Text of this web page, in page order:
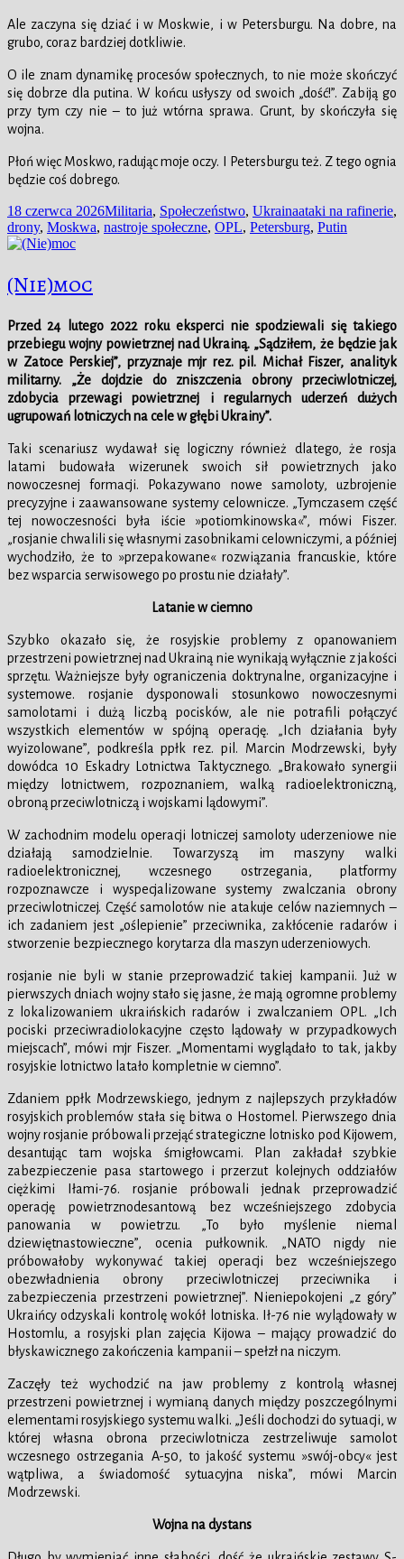
Ale zaczyna się dziać i w Moskwie, i w Petersburgu. Na dobre, na
grubo, coraz bardziej dotkliwie.
O ile znam dynamikę procesów społecznych, to nie może skończyć
się dobrze dla putina. W końcu usłyszy od swoich „dość!”. Zabiją go
przy tym czy nie – to już wtórna sprawa. Grunt, by skończyła się
wojna.
Płoń więc Moskwo, radując moje oczy. I Petersburgu też. Z tego ognia
będzie coś dobrego.
Data
publikacji
18 czerwca 2026Kategorie
Militaria, Społeczeństwo, UkrainaTagi
ataki na rafinerie,
drony, Moskwa, nastroje społeczne, OPL, Petersburg, Putin
(Nie)moc
Przed 24 lutego 2022 roku eksperci nie spodziewali się takiego
przebiegu wojny powietrznej nad Ukrainą. „Sądziłem, że będzie jak
w Zatoce Perskiej”, przyznaje mjr rez. pil. Michał Fiszer, analityk
militarny. „Że dojdzie do zniszczenia obrony przeciwlotniczej,
zdobycia przewagi powietrznej i regularnych uderzeń dużych
ugrupowań lotniczych na cele w głębi Ukrainy”.
Taki scenariusz wydawał się logiczny również dlatego, że rosja
latami budowała wizerunek swoich sił powietrznych jako
nowoczesnej formacji. Pokazywano nowe samoloty, uzbrojenie
precyzyjne i zaawansowane systemy celownicze. „Tymczasem część
tej nowoczesności była iście »potiomkinowska«”, mówi Fiszer.
„rosjanie chwalili się własnymi zasobnikami celowniczymi, a później
wychodziło, że to »przepakowane« rozwiązania francuskie, które
bez wsparcia serwisowego po prostu nie działały”.
Latanie w ciemno
Szybko okazało się, że rosyjskie problemy z opanowaniem
przestrzeni powietrznej nad Ukrainą nie wynikają wyłącznie z jakości
sprzętu. Ważniejsze były ograniczenia doktrynalne, organizacyjne i
systemowe. rosjanie dysponowali stosunkowo nowoczesnymi
samolotami i dużą liczbą pocisków, ale nie potrafili połączyć
wszystkich elementów w spójną operację. „Ich działania były
wyizolowane”, podkreśla ppłk rez. pil. Marcin Modrzewski, były
dowódca 10 Eskadry Lotnictwa Taktycznego. „Brakowało synergii
między lotnictwem, rozpoznaniem, walką radioelektroniczną,
obroną przeciwlotniczą i wojskami lądowymi”.
W zachodnim modelu operacji lotniczej samoloty uderzeniowe nie
działają samodzielnie. Towarzyszą im maszyny walki
radioelektronicznej, wczesnego ostrzegania, platformy
rozpoznawcze i wyspecjalizowane systemy zwalczania obrony
przeciwlotniczej. Część samolotów nie atakuje celów naziemnych –
ich zadaniem jest „oślepienie” przeciwnika, zakłócenie radarów i
stworzenie bezpiecznego korytarza dla maszyn uderzeniowych.
rosjanie nie byli w stanie przeprowadzić takiej kampanii. Już w
pierwszych dniach wojny stało się jasne, że mają ogromne problemy
z lokalizowaniem ukraińskich radarów i zwalczaniem OPL. „Ich
pociski przeciwradiolokacyjne często lądowały w przypadkowych
miejscach”, mówi mjr Fiszer. „Momentami wyglądało to tak, jakby
rosyjskie lotnictwo latało kompletnie w ciemno”.
Zdaniem ppłk Modrzewskiego, jednym z najlepszych przykładów
rosyjskich problemów stała się bitwa o Hostomel. Pierwszego dnia
wojny rosjanie próbowali przejąć strategiczne lotnisko pod Kijowem,
desantując tam wojska śmigłowcami. Plan zakładał szybkie
zabezpieczenie pasa startowego i przerzut kolejnych oddziałów
ciężkimi Iłami-76. rosjanie próbowali jednak przeprowadzić
operację powietrznodesantową bez wcześniejszego zdobycia
panowania w powietrzu. „To było myślenie niemal
dziewiętnastowieczne”, ocenia pułkownik. „NATO nigdy nie
próbowałoby wykonywać takiej operacji bez wcześniejszego
obezwładnienia obrony przeciwlotniczej przeciwnika i
zabezpieczenia przestrzeni powietrznej”. Nieniepokojeni „z góry”
Ukraińcy odzyskali kontrolę wokół lotniska. Ił-76 nie wylądowały w
Hostomlu, a rosyjski plan zajęcia Kijowa – mający prowadzić do
błyskawicznego zakończenia kampanii – spełzł na niczym.
Zaczęły też wychodzić na jaw problemy z kontrolą własnej
przestrzeni powietrznej i wymianą danych między poszczególnymi
elementami rosyjskiego systemu walki. „Jeśli dochodzi do sytuacji, w
której własna obrona przeciwlotnicza zestrzeliwuje samolot
wczesnego ostrzegania A-50, to jakość systemu »swój-obcy« jest
wątpliwa, a świadomość sytuacyjna niska”, mówi Marcin
Modrzewski.
Wojna na dystans